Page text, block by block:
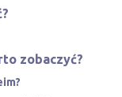
zobaczyć?